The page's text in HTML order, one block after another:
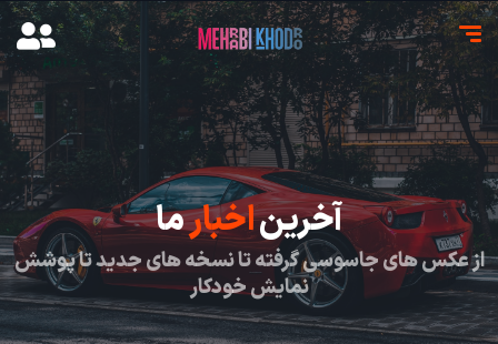
آخریناخبارما
از عکس های جاسوسی گرفته تا نسخه های جدید تا پوشش
نمایش خودکار